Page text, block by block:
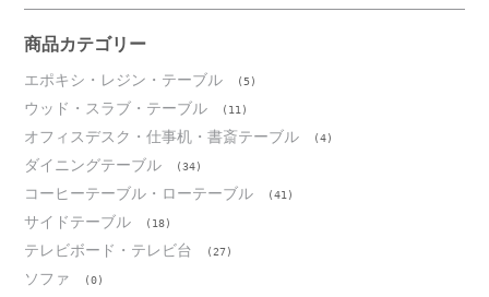
ブ
商品カテゴリー
エポキシ・レジン・テーブル (5)
ウッド・スラブ・テーブル (11)
オフィスデスク・仕事机・書斎テーブル (4)
ダイニングテーブル (34)
コーヒーテーブル・ローテーブル (41)
サイドテーブル (18)
テレビボード・テレビ台 (27)
ソファ (0)